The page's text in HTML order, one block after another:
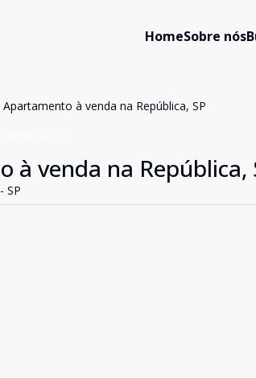
HomeSobre nós
Apartamento à venda na República, SP
à venda na República,
SP